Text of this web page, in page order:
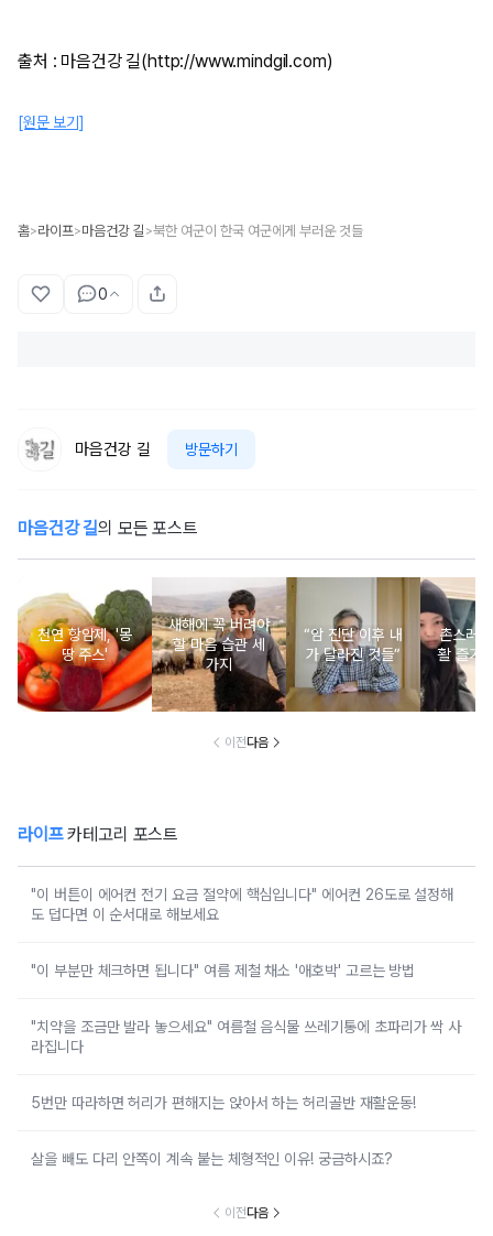
출처 : 마음건강 길(http://www.mindgil.com)​
[원문 보기]
홈>라이프>마음건강 길 >북한 여군이 한국 여군에게 부러운 것들
0
마음건강 길 방문하기
마음건강 길의 모든 포스트
천연 항암제, '몽
땅 주스'
새해에 꼭 버려야
할 마음 습관 세
가지
“암 진단 이후 내
가 달라진 것들”
촌스러
활 즐기
이전다음
라이프카테고리 포스트
"이 버튼이 에어컨 전기 요금 절약에 핵심입니다" 에어컨 26도로 설정해
도 덥다면 이 순서대로 해보세요
"이 부분만 체크하면 됩니다" 여름 제철 채소 '애호박' 고르는 방법
"치약을 조금만 발라 놓으세요" 여름철 음식물 쓰레기통에 초파리가 싹 사
라집니다
5번만 따라하면 허리가 편해지는 앉아서 하는 허리골반 재활운동!
살을 빼도 다리 안쪽이 계속 붙는 체형적인 이유! 궁금하시죠?
이전다음